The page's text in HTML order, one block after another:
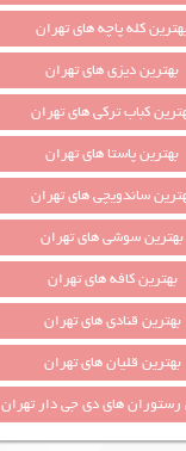
کله پاچه های تهران
بهترین دیزی های تهران
کباب ترکی های تهران
بهترین پاستا های تهران
ساندویچی های تهران
بهترین سوشی های تهران
بهترین کافه های تهران
بهترین قنادی های تهران
بهترین قلیان های تهران
رستوران های دی جی دار تهران